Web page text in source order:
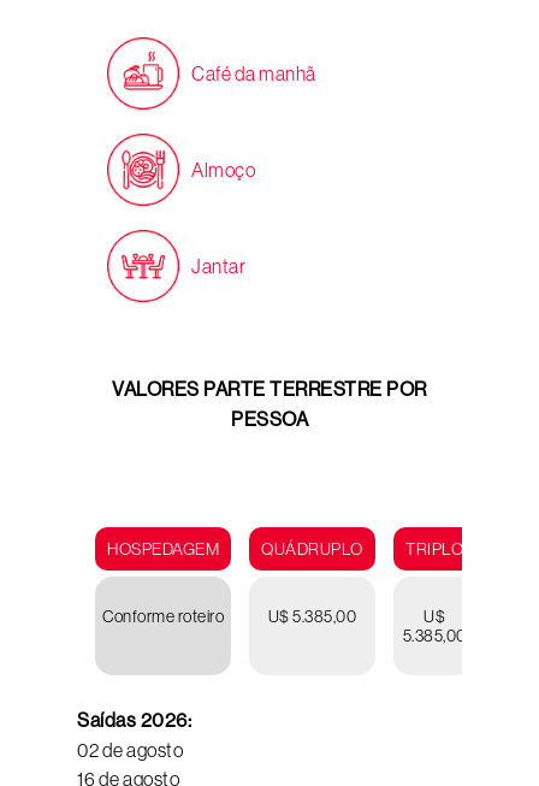
Café da manhã
Almoço
Jantar
VALORES PARTE TERRESTRE POR
PESSOA
HOSPEDAGEM QUÁDRUPLO TRIPLO
Conforme roteiro U$ 5.385,00
U$
5.385,00
Saídas 2026:
02 de agosto
16 de agosto